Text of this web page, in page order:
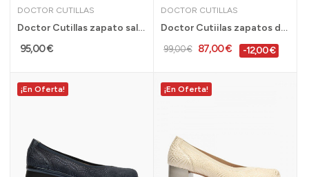
DOCTOR CUTILLAS
Doctor Cutillas zapato salón ancho especial...
95,00 €
DOCTOR CUTILLAS
Doctor Cutiilas zapatos de vestir salón ancho...
99,00 € 87,00 € -12,00 €
¡En Oferta! ¡En Oferta!